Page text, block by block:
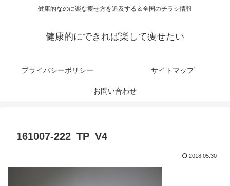
健康的なのに楽な痩せ方を追及する＆全国のチラシ情報
健康的にできれば楽して痩せたい
プライバシーポリシー サイトマップ
お問い合わせ
161007-222_TP_V4
2018.05.30